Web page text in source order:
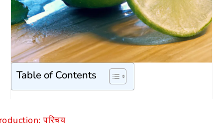
Table of Contents
परिचय